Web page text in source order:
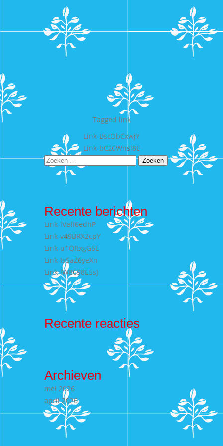
Tagged link
Bericht
navigatie
Link-BscObCxwjY
Link-bC26Wnsl8E
Zoeken
naar:
Recente berichten
Link-lVefI6edhP
Link-v49BRX2cpY
Link-u1QItxgG6E
Link-IsSaZ6yeXn
Link-lW8698E5sJ
Recente reacties
Archieven
mei 2026
april 2026